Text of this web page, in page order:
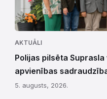
AKTUĀLI
Polijas pilsēta
apvienības
5. augusts, 2026.